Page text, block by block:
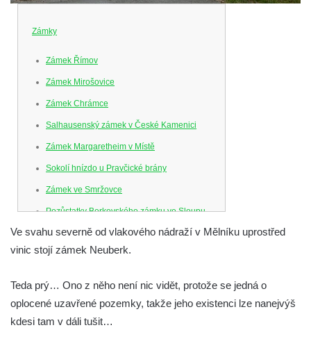
Zámky
Zámek Římov
Zámek Mirošovice
Zámek Chrámce
Salhausenský zámek v České Kamenici
Zámek Margaretheim v Místě
Sokolí hnízdo u Pravčické brány
Zámek ve Smržovce
Pozůstatky Berkovského zámku ve Sloupu
v Čechách
Letohrádek Ostrov
Zámek Bischofstein (Skála) v Teplicích nad
Ve svahu severně od vlakového nádraží v Mělníku uprostřed
vinic stojí zámek Neuberk.
Teda prý… Ono z něho není nic vidět, protože se jedná o
oplocené uzavřené pozemky, takže jeho existenci lze nanejvýš
kdesi tam v dáli tušit…